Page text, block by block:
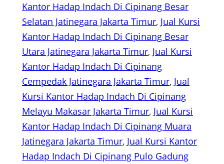
Kantor Hadap Indach Di Cipinang Besar
Selatan Jatinegara Jakarta Timur, Jual Kursi
Kantor Hadap Indach Di Cipinang Besar
Utara Jatinegara Jakarta Timur, Jual Kursi
Kantor Hadap Indach Di Cipinang
Cempedak Jatinegara Jakarta Timur, Jual
Kursi Kantor Hadap Indach Di Cipinang
Melayu Makasar Jakarta Timur, Jual Kursi
Kantor Hadap Indach Di Cipinang Muara
Jatinegara Jakarta Timur, Jual Kursi Kantor
Hadap Indach Di Cipinang Pulo Gadung